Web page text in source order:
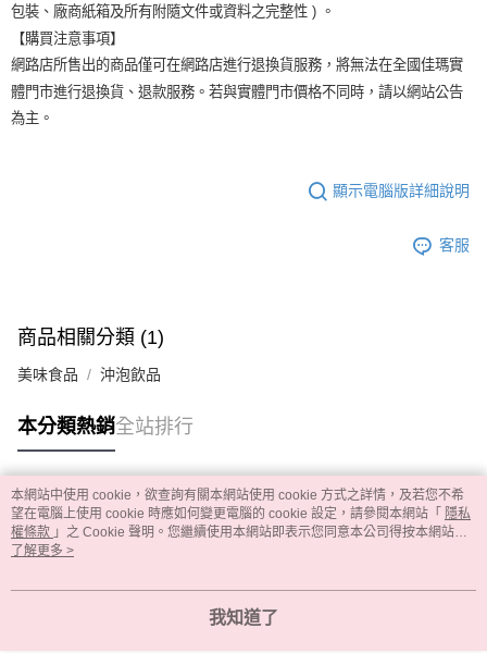
包裝、廠商紙箱及所有附隨文件或資料之完整性 ) 。
【購買注意事項】
網路店所售出的商品僅可在網路店進行退換貨服務，將無法在全國佳瑪實
體門市進行退換貨、退款服務。若與實體門市價格不同時，請以網站公告
為主。
顯示電腦版詳細說明
客服
商品相關分類 (1)
美味食品 沖泡飲品
本分類熱銷全站排行
熱門標籤
本網站中使用 cookie，欲查詢有關本網站使用 cookie 方式之詳情，及若您不希
望在電腦上使用 cookie 時應如何變更電腦的 cookie 設定，請參閱本網站「 隱私
權條款 」之 Cookie 聲明。您繼續使用本網站即表示您同意本公司得按本網站使
用條款之 Cookie 聲明使用 cookie。
了解更多 >
我知道了